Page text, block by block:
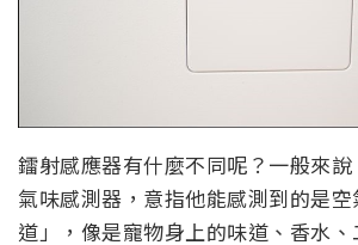
鐳射感應器有什麼不同呢？一般來
氣味感測器，意指他能感測到的是
道」，像是寵物身上的味道、香水